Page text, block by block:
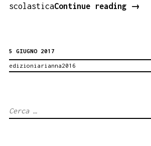
scolasticaContinue reading
LIFE
→
5 GIUGNO 2017
edizioniarianna2016
Ricerca